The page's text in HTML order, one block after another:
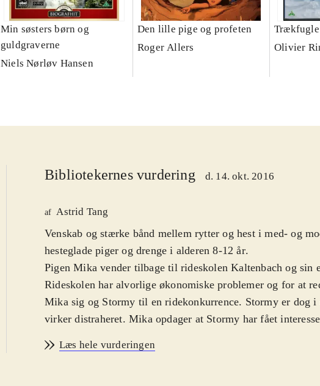
Min søsters børn og
guldgraverne
Niels Nørløv Hansen
Den lille pige og profeten
Roger Allers
Trækfugle
Olivier
Bibliotekernes vurdering d. 14. okt. 2016
af Astrid Tang
Venskab og stærke bånd mellem rytter og hest i med- og
hesteglade piger og drenge i alderen 8-12 år.
Pigen Mika vender tilbage til rideskolen Kal­ten­bach og sin
Rideskolen har alvorlige økonomiske problemer og for at
Mika sig og Stormy til en ridekonkurrence. Stormy er dog
virker distraheret. Mika opdager at Stormy har fået
hesten for at levere den tilbage til ejeren. Milan lover at
Læs hele vurderingen